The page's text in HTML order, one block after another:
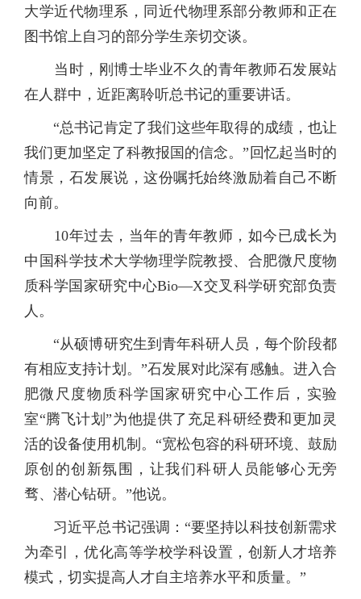
大学近代物理系，同近代物理系部分教师和正在
图书馆上自习的部分学生亲切交谈。
当时，刚博士毕业不久的青年教师石发展站
在人群中，近距离聆听总书记的重要讲话。
“总书记肯定了我们这些年取得的成绩，也让
我们更加坚定了科教报国的信念。”回忆起当时的
情景，石发展说，这份嘱托始终激励着自己不断
向前。
10年过去，当年的青年教师，如今已成长为
中国科学技术大学物理学院教授、合肥微尺度物
质科学国家研究中心Bio—X交叉科学研究部负责
人。
“从硕博研究生到青年科研人员，每个阶段都
有相应支持计划。”石发展对此深有感触。进入合
肥微尺度物质科学国家研究中心工作后，实验
室“腾飞计划”为他提供了充足科研经费和更加灵
活的设备使用机制。“宽松包容的科研环境、鼓励
原创的创新氛围，让我们科研人员能够心无旁
骛、潜心钻研。”他说。
习近平总书记强调：“要坚持以科技创新需求
为牵引，优化高等学校学科设置，创新人才培养
模式，切实提高人才自主培养水平和质量。”